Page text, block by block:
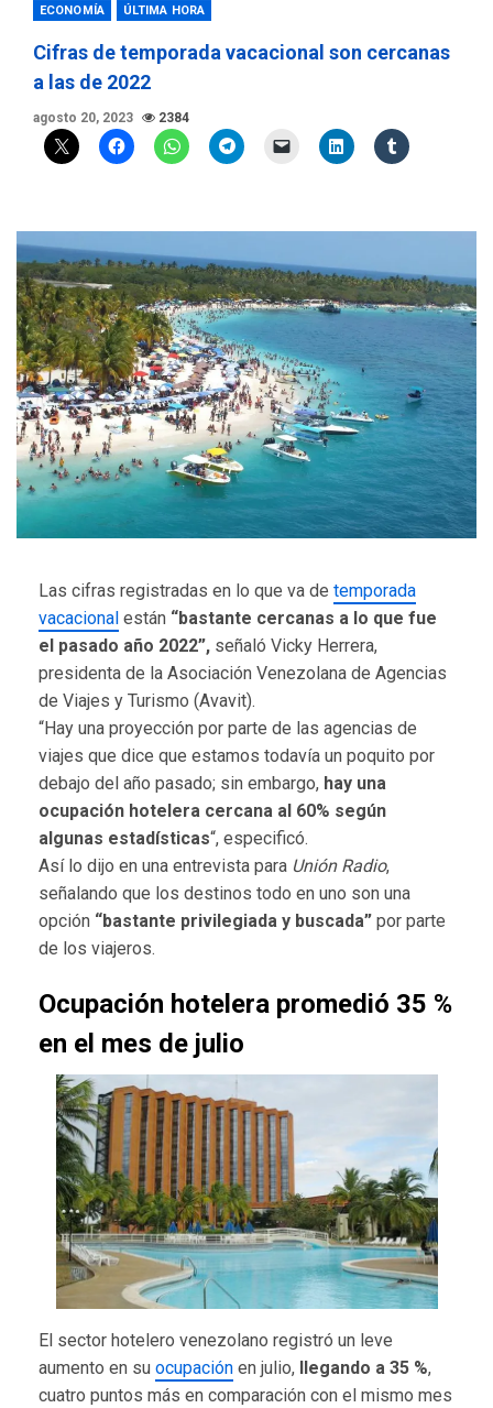
ECONOMÍA ÚLTIMA HORA
Cifras de temporada vacacional son cercanas
a las de 2022
agosto 20, 2023 2384
Las cifras registradas en lo que va de temporada
vacacional están “bastante cercanas a lo que fue
el pasado año 2022”, señaló Vicky Herrera,
presidenta de la Asociación Venezolana de Agencias
de Viajes y Turismo (Avavit).
“Hay una proyección por parte de las agencias de
viajes que dice que estamos todavía un poquito por
debajo del año pasado; sin embargo, hay una
ocupación hotelera cercana al 60% según
algunas estadísticas“, especificó.
Así lo dijo en una entrevista para Unión Radio,
señalando que los destinos todo en uno son una
opción “bastante privilegiada y buscada” por parte
de los viajeros.
Ocupación hotelera promedió 35 %
en el mes de julio
El sector hotelero venezolano registró un leve
aumento en su ocupación en julio, llegando a 35 %,
cuatro puntos más en comparación con el mismo mes